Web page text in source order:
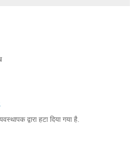
द्वारा हटा दिया गया है.